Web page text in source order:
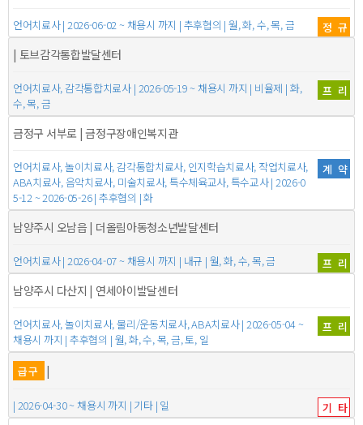
언어치료사 | 2026-06-02 ~ 채용시 까지 | 추후협의 | 월, 화, 수, 목, 금 정규
| 토브감각통합발달센터
언어치료사, 감각통합치료사 | 2026-05-19 ~ 채용시 까지 | 비율제 | 화,
수, 목, 금
프리
금정구 서부로 | 금정구장애인복지관
언어치료사, 놀이치료사, 감각통합치료사, 인지학습치료사, 작업치료사,
ABA치료사, 음악치료사, 미술치료사, 특수체육교사, 특수교사 | 2026-0
5-12 ~ 2026-05-26 | 추후협의 | 화
계약
남양주시 오남읍 | 더올림아동청소년발달센터
언어치료사 | 2026-04-07 ~ 채용시 까지 | 내규 | 월, 화, 수, 목, 금 프리
남양주시 다산지 | 연세아이발달센터
언어치료사, 놀이치료사, 물리/운동치료사, ABA치료사 | 2026-05-04 ~
채용시 까지 | 추후협의 | 월, 화, 수, 목, 금, 토, 일
프리
급구 |
| 2026-04-30 ~ 채용시 까지 | 기타 | 일 기타